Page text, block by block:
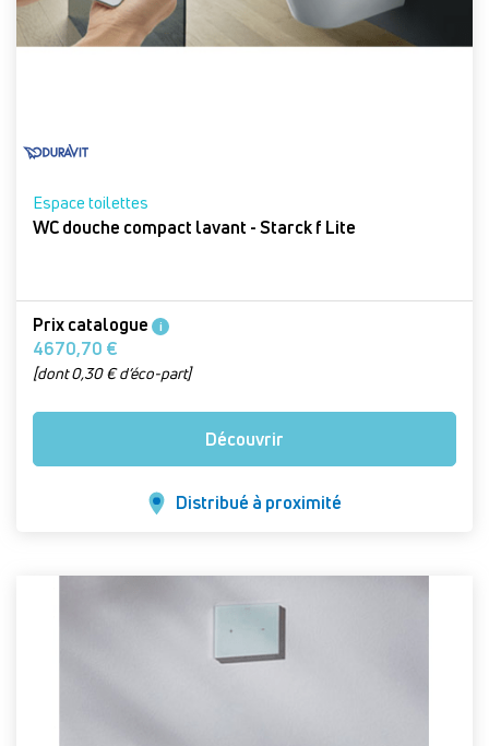
Espace toilettes
WC douche compact lavant - Starck f Lite
Prix catalogue i
4670,70 €
[dont 0,30 € d’éco-part]
Découvrir
Distribué à proximité